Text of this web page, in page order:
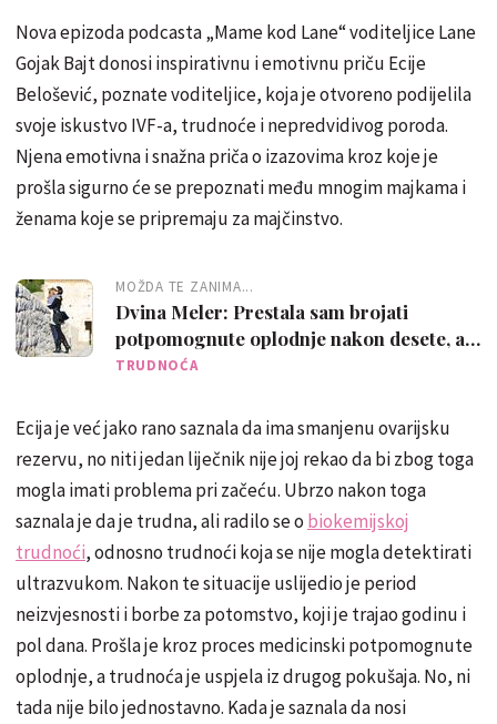
Nova epizoda podcasta „Mame kod Lane“ voditeljice Lane
Gojak Bajt donosi inspirativnu i emotivnu priču Ecije
Belošević, poznate voditeljice, koja je otvoreno podijelila
svoje iskustvo IVF-a, trudnoće i nepredvidivog poroda.
Njena emotivna i snažna priča o izazovima kroz koje je
prošla sigurno će se prepoznati među mnogim majkama i
ženama koje se pripremaju za majčinstvo.
MOŽDA TE ZANIMA...
Dvina Meler: Prestala sam brojati
potpomognute oplodnje nakon desete, a
znala sam da nikad neću odustati
TRUDNOĆA
Ecija je već jako rano saznala da ima smanjenu ovarijsku
rezervu, no niti jedan liječnik nije joj rekao da bi zbog toga
mogla imati problema pri začeću. Ubrzo nakon toga
saznala je da je trudna, ali radilo se o biokemijskoj
trudnoći, odnosno trudnoći koja se nije mogla detektirati
ultrazvukom. Nakon te situacije uslijedio je period
neizvjesnosti i borbe za potomstvo, koji je trajao godinu i
pol dana. Prošla je kroz proces medicinski potpomognute
oplodnje, a trudnoća je uspjela iz drugog pokušaja. No, ni
tada nije bilo jednostavno. Kada je saznala da nosi